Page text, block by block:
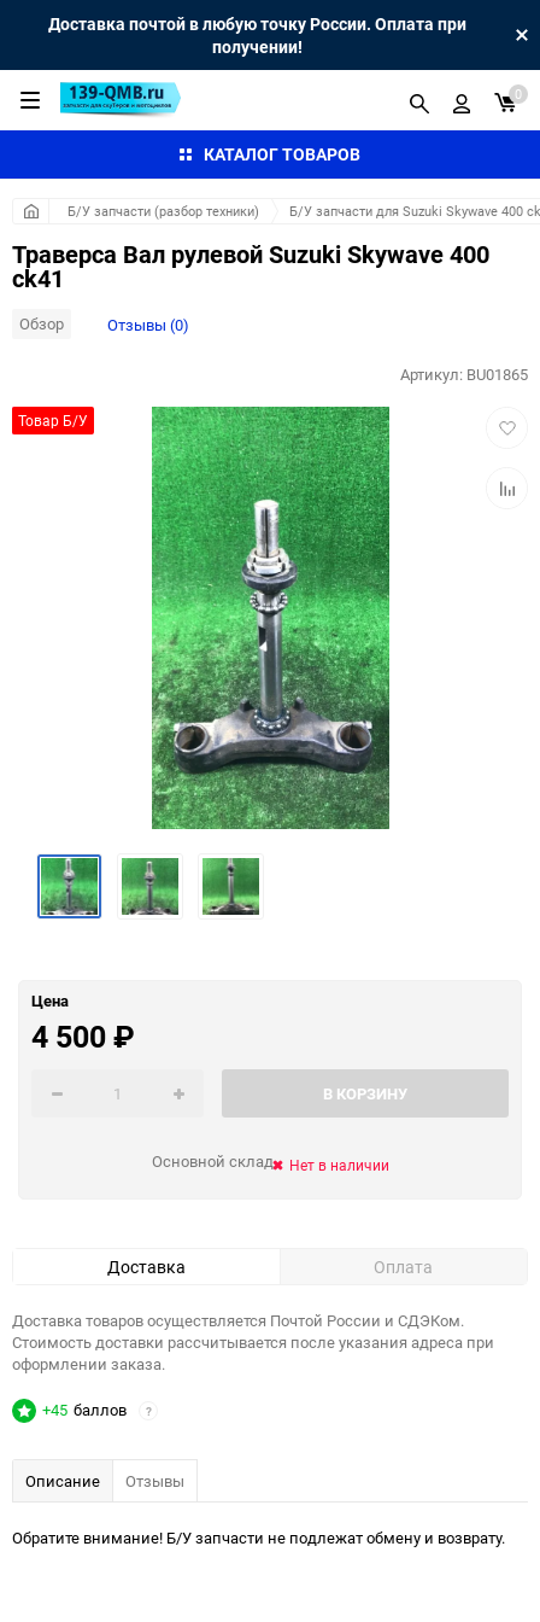
Доставка почтой в любую точку России. Оплата при
получении!
КАТАЛОГ ТОВАРОВ
0
Б/У запчасти (разбор техники) Б/У запчасти для Suzuki Skywave 400
Траверса Вал рулевой Suzuki Skywave 400
ck41
Обзор Отзывы (0)
Товар Б/У
Артикул: BU01865
Цена
4 500₽
В КОРЗИНУ
Основной склад Нет в наличии
Доставка Оплата
Доставка товаров осуществляется Почтой России и СДЭКом.
Стоимость доставки рассчитывается после указания адреса при
оформлении заказа.
+45 баллов ?
Описание Отзывы
Обратите внимание! Б/У запчасти не подлежат обмену и возврату.